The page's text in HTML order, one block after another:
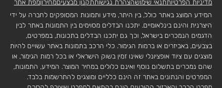
מדיניות הפרטיותתנאי שימושהצהרת נגישותתקנון מבצעיםמחירוןמפת אתר
המידע המוצג באתר כולל, בין היתר, מידע ותמונות המסופקים לחברה על ידי
היצרנית והינם בינלאומיים. יתכנו הבדלים מסוימים בין התמונות באתר לבין
הדגמים הנמכרים בישראל, וכך גם יתכנו הבדלים בתכונות, במפרטים,
בצבעים, באביזרים או ברמות הגימור. כלי הרכב בתמונות באתר עשויים להיות
מוצגים עם ציוד אופציונלי שאינו זמין בשוק הישראלי או בכל רמות הגימור, או
שהם נמכרים בתשלום נוסף ואינם כלולים במחיר המוצר. המידע, התמונות,
המפרטים והנתונים באתר זה הינם כלליים ומוצגים להתרשמות בלבד.